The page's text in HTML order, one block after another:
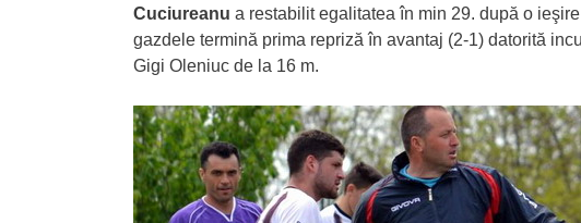
Cuciureanu a restabilit egalitatea în min 29. după o
gazdele termină prima repriză în avantaj (2-1) datorită
Gigi Oleniuc de la 16 m.